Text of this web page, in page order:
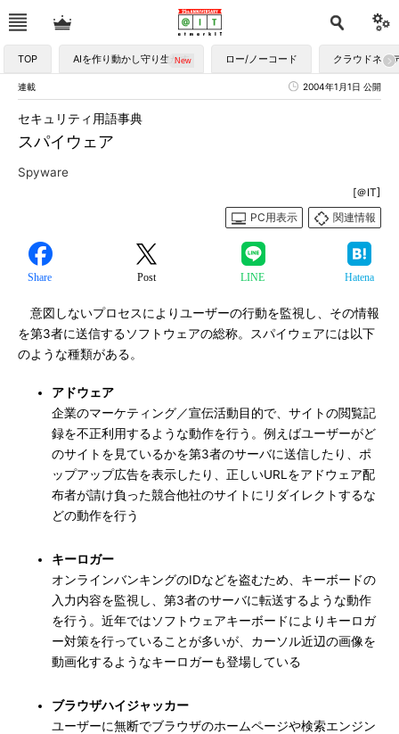
TOP AIを作り動かし守り生かす ロー/ノーコード クラウドネイ
連載 2004年1月1日 公開
スパイウェア
セキュリティ用語事典
Spyware
[＠IT]
PC用表示
関連情報
Share Post LINE Hatena
意図しないプロセスによりユーザーの行動を監視し、その情報
を第3者に送信するソフトウェアの総称。スパイウェアには以下
のような種類がある。
アドウェア
企業のマーケティング／宣伝活動目的で、サイトの閲覧記
録を不正利用するような動作を行う。例えばユーザーがど
のサイトを見ているかを第3者のサーバに送信したり、ポ
ップアップ広告を表示したり、正しいURLをアドウェア配
布者が請け負った競合他社のサイトにリダイレクトするな
どの動作を行う
キーロガー
オンラインバンキングのIDなどを盗むため、キーボードの
入力内容を監視し、第3者のサーバに転送するような動作
を行う。近年ではソフトウェアキーボードによりキーロガ
ー対策を行っていることが多いが、カーソル近辺の画像を
動画化するようなキーロガーも登場している
ブラウザハイジャッカー
ユーザーに無断でブラウザのホームページや検索エンジン